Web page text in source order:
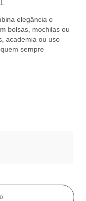
elegância e
bolsas, mochilas ou
academia ou uso
sempre